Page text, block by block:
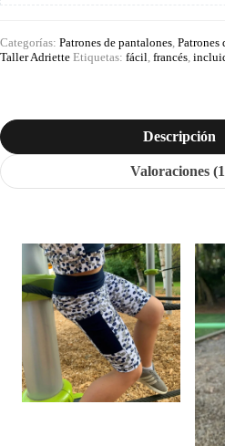
Categorías: Patrones de pantalones Patrones
Taller Adriette Etiquetas: fácil francés
Descripción
Valoraciones